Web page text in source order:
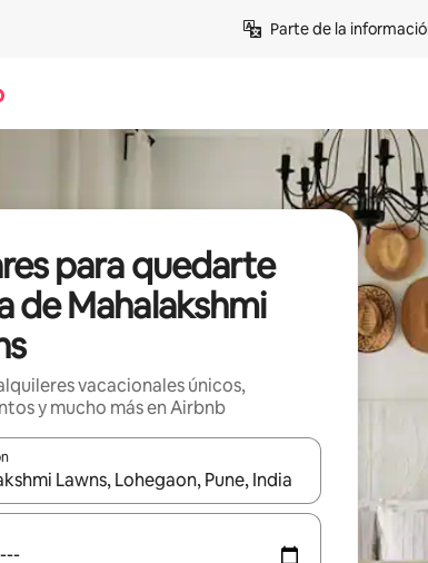
Parte de la
para quedarte
de Mahalakshmi
vacacionales únicos,
y mucho más en Airbnb
los resultados estén disponibles, navega con las teclas de